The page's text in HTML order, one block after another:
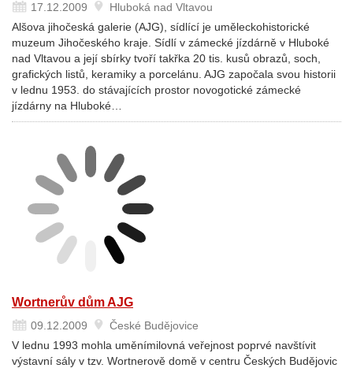
17.12.2009
Hluboká nad Vltavou
Alšova jihočeská galerie (AJG), sídlící je uměleckohistorické
muzeum Jihočeského kraje. Sídlí v zámecké jízdárně v Hluboké
nad Vltavou a její sbírky tvoří takřka 20 tis. kusů obrazů, soch,
grafických listů, keramiky a porcelánu. AJG započala svou historii
v lednu 1953. do stávajících prostor novogotické zámecké
jízdárny na Hluboké…
Wortnerův dům AJG
09.12.2009
České Budějovice
V lednu 1993 mohla uměnímilovná veřejnost poprvé navštívit
výstavní sály v tzv. Wortnerově domě v centru Českých Budějovic